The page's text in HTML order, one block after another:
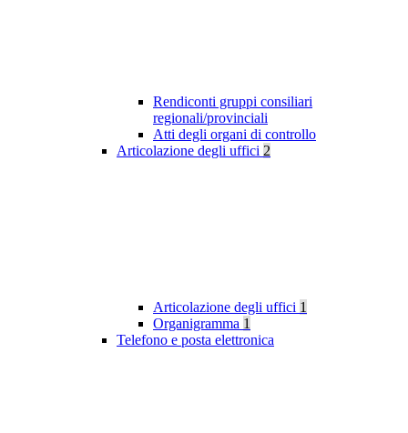
Rendiconti gruppi consiliari
regionali/provinciali
Atti degli organi di controllo
Articolazione degli uffici 2
Articolazione degli uffici 1
Organigramma 1
Telefono e posta elettronica